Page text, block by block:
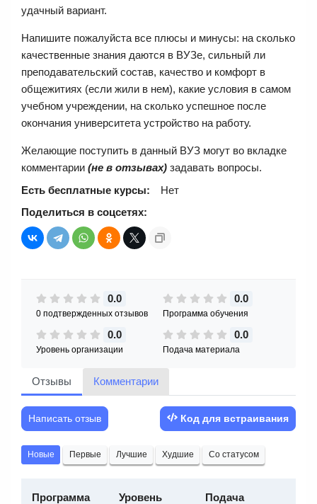
удачный вариант.
Напишите пожалуйста все плюсы и минусы: на сколько
качественные знания даются в ВУЗе, сильный ли
преподавательский состав, качество и комфорт в
общежитиях (если жили в нем), какие условия в самом
учебном учреждении, на сколько успешное после
окончания университета устройство на работу.
Желающие поступить в данный ВУЗ могут во вкладке
комментарии (не в отзывах) задавать вопросы.
Есть бесплатные курсы:
Нет
Поделиться в соцсетях:
0.0
0 подтвержденных отзывов
0.0
Программа обучения
0.0
Уровень организации
0.0
Подача материала
Отзывы Комментарии
Написать отзыв Код для встраивания
Новые Первые Лучшие Худшие Со статусом
Программа
Уровень
Подача